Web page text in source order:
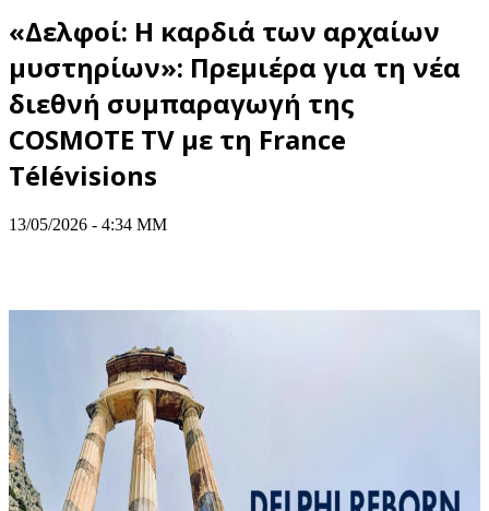
«Δελφοί: Η καρδιά των αρχαίων
μυστηρίων»: Πρεμιέρα για τη νέα
διεθνή συμπαραγωγή της
COSMOTE TV με τη France
Télévisions
13/05/2026 - 4:34 ΜΜ